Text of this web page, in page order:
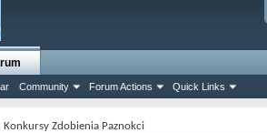
Community Forum Actions Quick Links
Konkursy Zdobienia Paznokci